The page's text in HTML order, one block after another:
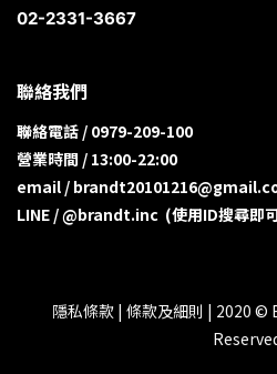
02-2331-3667
聯絡我們
聯絡電話 / 0979-209-100
營業時間 / 13:00-22:00
email /
LINE / @brandt.inc (使用ID搜尋即
隱私條款 | 條款及細則 | 2020 ©